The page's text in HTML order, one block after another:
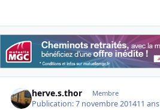
herve.s.thor Membre
Publication:7 novembre 201411 ans